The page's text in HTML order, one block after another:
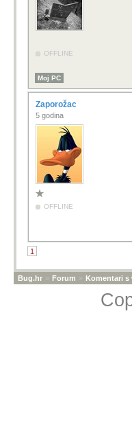
OFFLINE
Moj PC
Zaporožac
5 godina
OFFLINE
1
Bug.hr » Forum » Komentari s